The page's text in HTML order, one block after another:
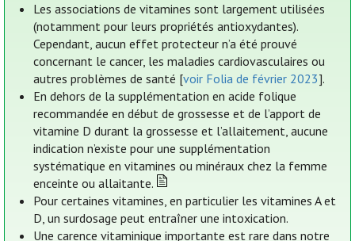
Les associations de vitamines sont largement utilisées
(notamment pour leurs propriétés antioxydantes).
Cependant, aucun effet protecteur n’a été prouvé
concernant le cancer, les maladies cardiovasculaires ou
autres problèmes de santé [voir Folia de février 2023].
En dehors de la supplémentation en acide folique
recommandée en début de grossesse et de l’apport de
vitamine D durant la grossesse et l’allaitement, aucune
indication n’existe pour une supplémentation
systématique en vitamines ou minéraux chez la femme
enceinte ou allaitante.
Pour certaines vitamines, en particulier les vitamines A et
D, un surdosage peut entraîner une intoxication.
Une carence vitaminique importante est rare dans notre